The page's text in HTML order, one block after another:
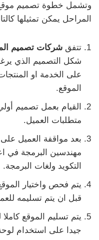
وتشمل خطوة تصميم موقع
المراحل يمكن تمثيلها
تتفق شركات تصميم
شكل التصميم الذي
على الخدمة او
الموقع.
القيام بعمل تصميم
متطلبات العميل.
بعد مواقفة العميل على
مهندسين البرمجة في
التكويد ولغات البرمجة.
يتم فحص واختيار
قبل ان يتم تسليمه
يتم تسليم الموقع
جيدا على استخدام